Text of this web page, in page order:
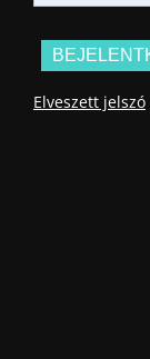
Elveszett jelszó